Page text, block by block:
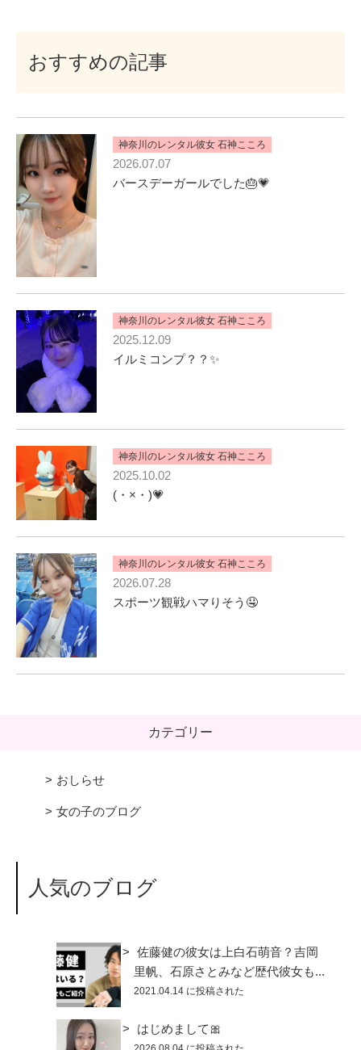
おすすめの記事
神奈川のレンタル彼女 石神こころ
2026.07.07
バースデーガールでした🎂💗
神奈川のレンタル彼女 石神こころ
2025.12.09
イルミコンプ？？✨
神奈川のレンタル彼女 石神こころ
2025.10.02
(・×・)💗
神奈川のレンタル彼女 石神こころ
2026.07.28
スポーツ観戦ハマりそう🤤
カテゴリー
おしらせ
女の子のブログ
人気のブログ
佐藤健の彼女は上白石萌音？吉岡
里帆、石原さとみなど歴代彼女も...
2021.04.14 に投稿された
はじめまして🎀